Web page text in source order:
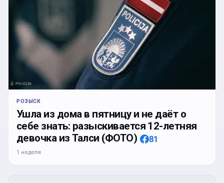
РОЗЫСК
Ушла из дома в пятницу и не даёт о
себе знать: разыскивается 12-летняя
девочка из Талси (ФОТО)
81
1 неделя